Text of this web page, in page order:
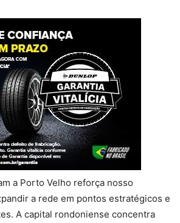
a Porto Velho reforça nosso
a rede em pontos estratégicos e
A capital rondoniense concentra